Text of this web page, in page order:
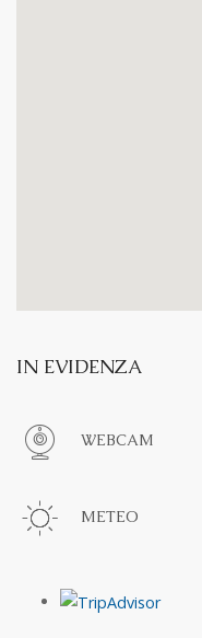
IN EVIDENZA
WEBCAM
METEO